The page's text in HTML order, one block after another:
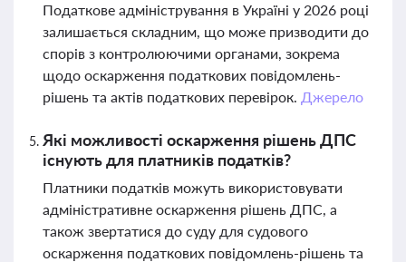
Податкове адміністрування в Україні у 2026 році
залишається складним, що може призводити до
спорів з контролюючими органами, зокрема
щодо оскарження податкових повідомлень-
рішень та актів податкових перевірок. Джерело
Які можливості оскарження рішень ДПС
існують для платників податків?
Платники податків можуть використовувати
адміністративне оскарження рішень ДПС, а
також звертатися до суду для судового
оскарження податкових повідомлень-рішень та